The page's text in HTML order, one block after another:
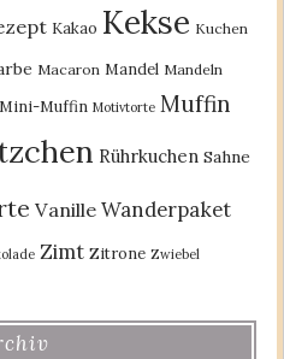
Kakao Kekse Kuchen
Macaron Mandel Mandeln
Mini-Muffin Motivtorte Muffin
Rührkuchen Sahne
Vanille Wanderpaket
Zimt Zitrone Zwiebel